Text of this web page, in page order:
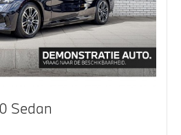
Sedan